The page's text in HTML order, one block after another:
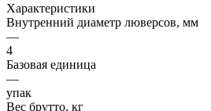
Характеристики
Внутренний диаметр люверсов, мм
—
4
Базовая единица
—
упак
Вес брутто, кг